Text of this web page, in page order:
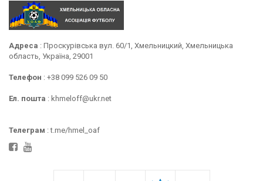
Адреса : Проскурівська вул. 60/1, Хмельницкий, Хмельницька
область, Україна, 29001
Телефон : +38 099 526 09 50
Ел. пошта : khmeloff@ukr.net
Телеграм : t.me/hmel_oaf